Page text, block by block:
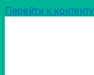
Перейти к контенту